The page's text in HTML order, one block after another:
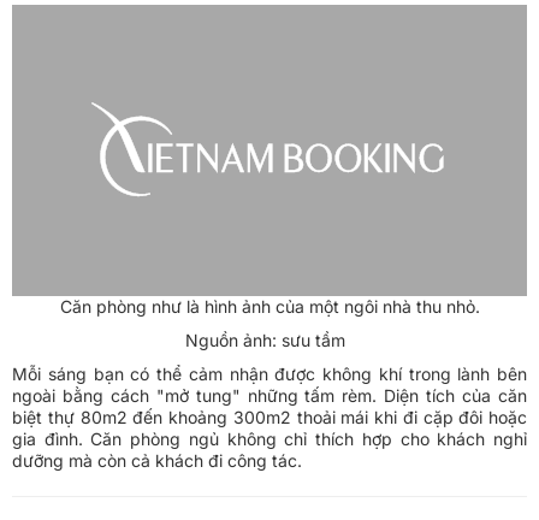
Căn phòng như là hình ảnh của một ngôi nhà thu nhỏ.
Nguồn ảnh: sưu tầm
Mỗi sáng bạn có thể cảm nhận được không khí trong lành bên
ngoài bằng cách "mở tung" những tấm rèm. Diện tích của căn
biệt thự 80m2 đến khoảng 300m2 thoải mái khi đi cặp đôi hoặc
gia đình. Căn phòng ngủ không chỉ thích hợp cho khách nghỉ
dưỡng mà còn cả khách đi công tác.